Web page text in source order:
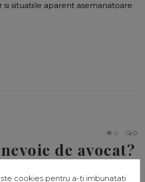
si situatiile aparent asemanatoare
0
0
de avocat?
cookies pentru a-ti imbunatati